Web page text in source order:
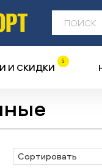
И СКИДКИ 5
Сортировать